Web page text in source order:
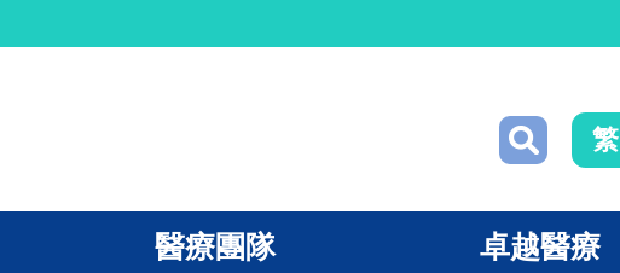
繁
醫療團隊 卓越醫療